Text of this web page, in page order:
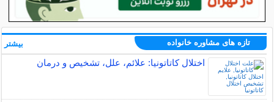
تازه های مشاوره خانواده
اختلال کاتاتونیا: علائم، علل، تشخیص و درمان
بیشتر